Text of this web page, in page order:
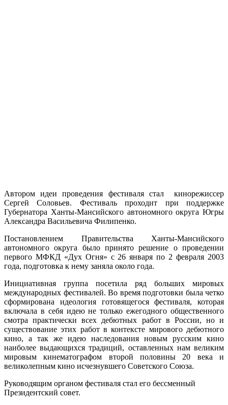
Автором идеи проведения фестиваля стал кинорежиссер
Сергей Соловьев. Фестиваль проходит при поддержке
Губернатора Ханты-Мансийского автономного округа Югры
Александра Васильевича Филипенко.
Постановлением Правительства Ханты-Мансийского
автономного округа было принято решение о проведении
первого МФКД «Дух Огня» с 26 января по 2 февраля 2003
года, подготовка к нему заняла около года.
Инициативная группа посетила ряд больших мировых
международных фестивалей. Во время подготовки была четко
сформирована идеология готовящегося фестиваля, которая
включала в себя идею не только ежегодного общественного
смотра практически всех дебютных работ в России, но и
существование этих работ в контексте мирового дебютного
кино, а так же идею наследования новым русским кино
наиболее выдающихся традиций, оставленных нам великим
мировым кинематографом второй половины 20 века и
великолепным кино исчезнувшего Советского Союза.
Руководящим органом фестиваля стал его бессменный
Президентский совет.